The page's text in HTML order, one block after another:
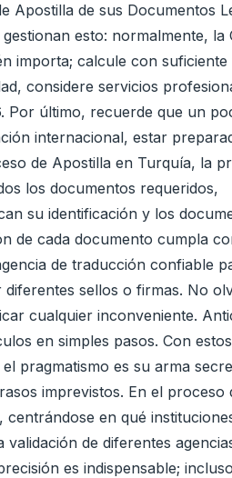
Apostilla de sus Documentos
esto: normalmente, la
importa; calcule con suficiente
considere servicios
Por último, recuerde que un
internacional, estar
de Apostilla en Turquía, la
los documentos requeridos,
su identificación y los
de cada documento cumpla
de traducción confiable
sellos o firmas. No
cualquier inconveniente.
en simples pasos. Con
pragmatismo es su arma
imprevistos. En el proceso
en qué
de diferentes
es indispensable;